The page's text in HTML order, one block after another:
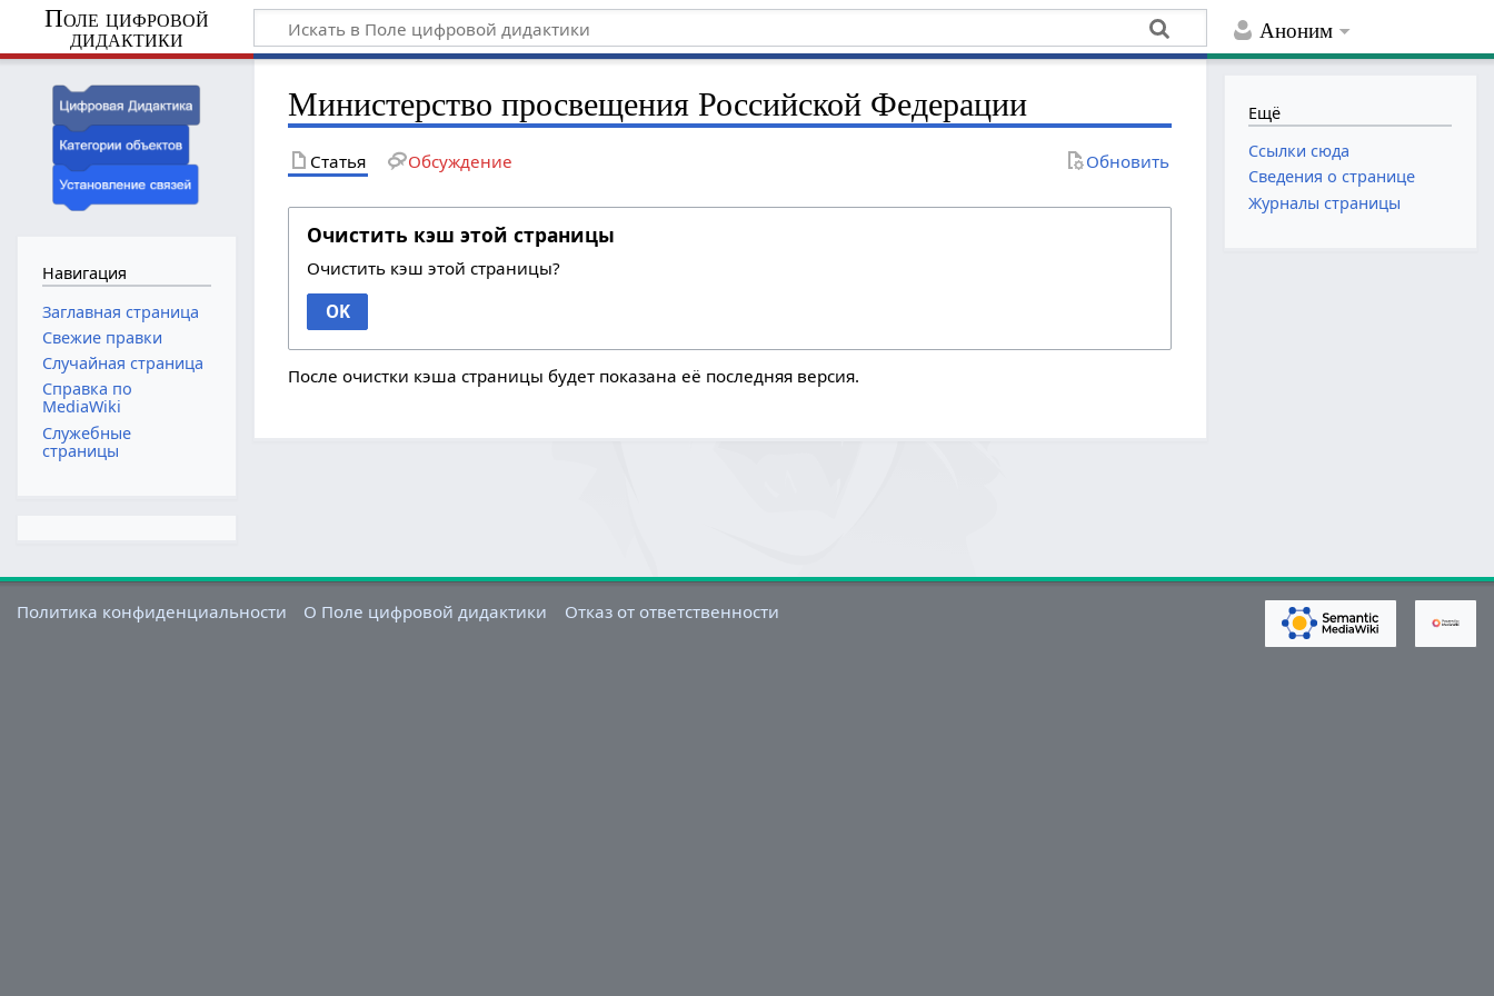
Аноним
Поле цифровой
дидактики
Министерство просвещения Российской Федерации
Статья Обсуждение Обновить
Очистить кэш этой страницы
Очистить кэш этой страницы?
OK
После очистки кэша страницы будет показана её последняя версия.
Навигация
Заглавная страница
Свежие правки
Случайная страница
Справка по
MediaWiki
Служебные
страницы
Ещё
Ссылки сюда
Сведения о странице
Журналы страницы
Политика конфиденциальности О Поле цифровой дидактики Отказ от ответственности